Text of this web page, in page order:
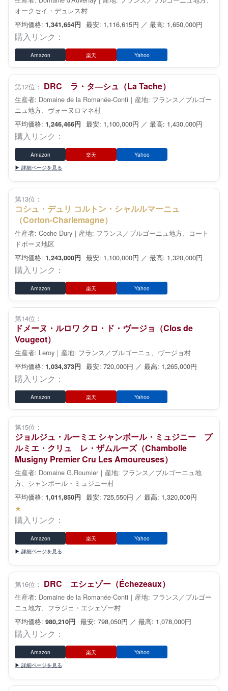
オークセイ・デュレス村
平均価格: 1,341,654円 最安: 1,116,615円 ／ 最高: 1,650,000円
購入リンク：
Amazon 楽天 Yahoo
第12位： DRC ラ・タ―シュ（La Tache）
生産者: Domaine de la Romanée-Conti｜産地: フランス／ブルゴー
ニュ地方、ヴォーヌロマネ村
平均価格: 1,246,466円 最安: 1,100,000円 ／ 最高: 1,430,000円
購入リンク：
Amazon 楽天
Yahoo
▶ 詳細ページを見る
第13位：
コシュ・デュリ コルトン・シャルルマーニュ
（Corton-Charlemagne）
生産者: Coche-Dury｜産地: フランス／ブルゴーニュ地方、コート
ドボーヌ地区
平均価格: 1,243,000円 最安: 1,100,000円 ／ 最高: 1,320,000円
購入リンク：
Amazon 楽天 Yahoo
第14位：
ドメーヌ・ルロワ クロ・ド・ヴージョ（Clos de
Vougeot）
生産者: Leroy｜産地: フランス／ブルゴーニュ、ヴージョ村
平均価格: 1,034,373円 最安: 720,000円 ／ 最高: 1,265,000円
購入リンク：
Amazon 楽天 Yahoo
第15位：
ジョルジュ・ルーミエ シャンボール・ミュジニー プ
ルミエ・クリュ レ・ザムルーズ（Chambolle
Musigny Premier Cru Les Amoureuses）
生産者: Domaine G.Roumier｜産地: フランス／ブルゴーニュ地
方、シャンボール・ミュジニー村
平均価格: 1,011,850円
最安: 725,550円 ／ 最高: 1,320,000円
★
購入リンク：
Amazon 楽天
Yahoo
▶ 詳細ページを見る
第16位： DRC エシェゾー（Échezeaux）
生産者: Domaine de la Romanée-Conti｜産地: フランス／ブルゴー
ニュ地方、フラジェ・エシェゾー村
平均価格: 980,210円 最安: 798,050円 ／ 最高: 1,078,000円
購入リンク：
Amazon 楽天
Yahoo
▶ 詳細ページを見る